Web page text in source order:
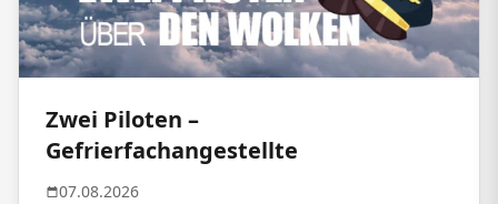
Zwei Piloten –
Gefrierfachangestellte
07.08.2026